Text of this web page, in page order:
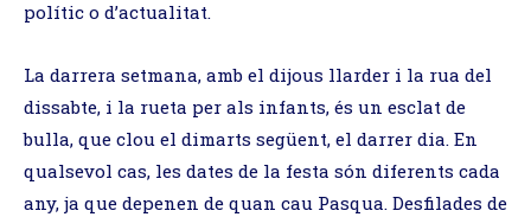
polític o d’actualitat.
La darrera setmana, amb el dijous llarder i la rua del
dissabte, i la rueta per als infants, és un esclat de
bulla, que clou el dimarts següent, el darrer dia. En
qualsevol cas, les dates de la festa són diferents cada
any, ja que depenen de quan cau Pasqua. Desfilades de